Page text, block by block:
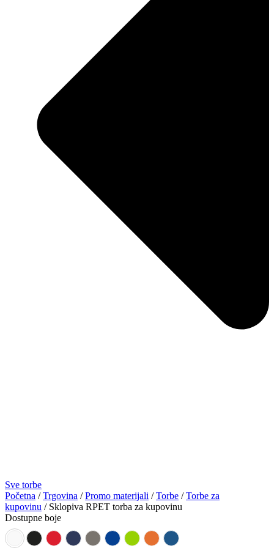
Sve torbe
Početna /Trgovina /Promo materijali /Torbe /Torbe za
kupovinu / Sklopiva RPET torba za kupovinu
Dostupne boje